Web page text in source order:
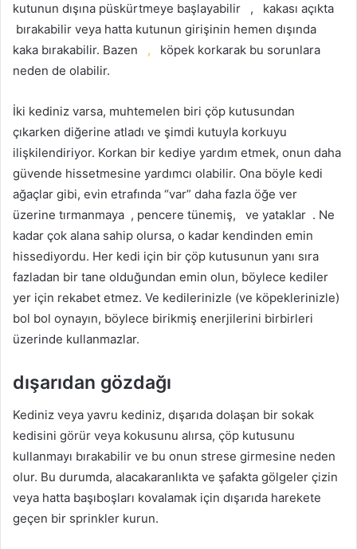
kutunun dışına püskürtmeye başlayabilir , kakası açıkta
bırakabilir veya hatta kutunun girişinin hemen dışında
kaka bırakabilir. Bazen , köpek korkarak bu sorunlara
neden de olabilir.
İki kediniz varsa, muhtemelen biri çöp kutusundan
çıkarken diğerine atladı ve şimdi kutuyla korkuyu
ilişkilendiriyor. Korkan bir kediye yardım etmek, onun daha
güvende hissetmesine yardımcı olabilir. Ona böyle kedi
ağaçlar gibi, evin etrafında “var” daha fazla öğe ver
üzerine tırmanmaya , pencere tünemiş, ve yataklar . Ne
kadar çok alana sahip olursa, o kadar kendinden emin
hissediyordu. Her kedi için bir çöp kutusunun yanı sıra
fazladan bir tane olduğundan emin olun, böylece kediler
yer için rekabet etmez. Ve kedilerinizle (ve köpeklerinizle)
bol bol oynayın, böylece birikmiş enerjilerini birbirleri
üzerinde kullanmazlar.
dışarıdan gözdağı
Kediniz veya yavru kediniz, dışarıda dolaşan bir sokak
kedisini görür veya kokusunu alırsa, çöp kutusunu
kullanmayı bırakabilir ve bu onun strese girmesine neden
olur. Bu durumda, alacakaranlıkta ve şafakta gölgeler çizin
veya hatta başıboşları kovalamak için dışarıda harekete
geçen bir sprinkler kurun.